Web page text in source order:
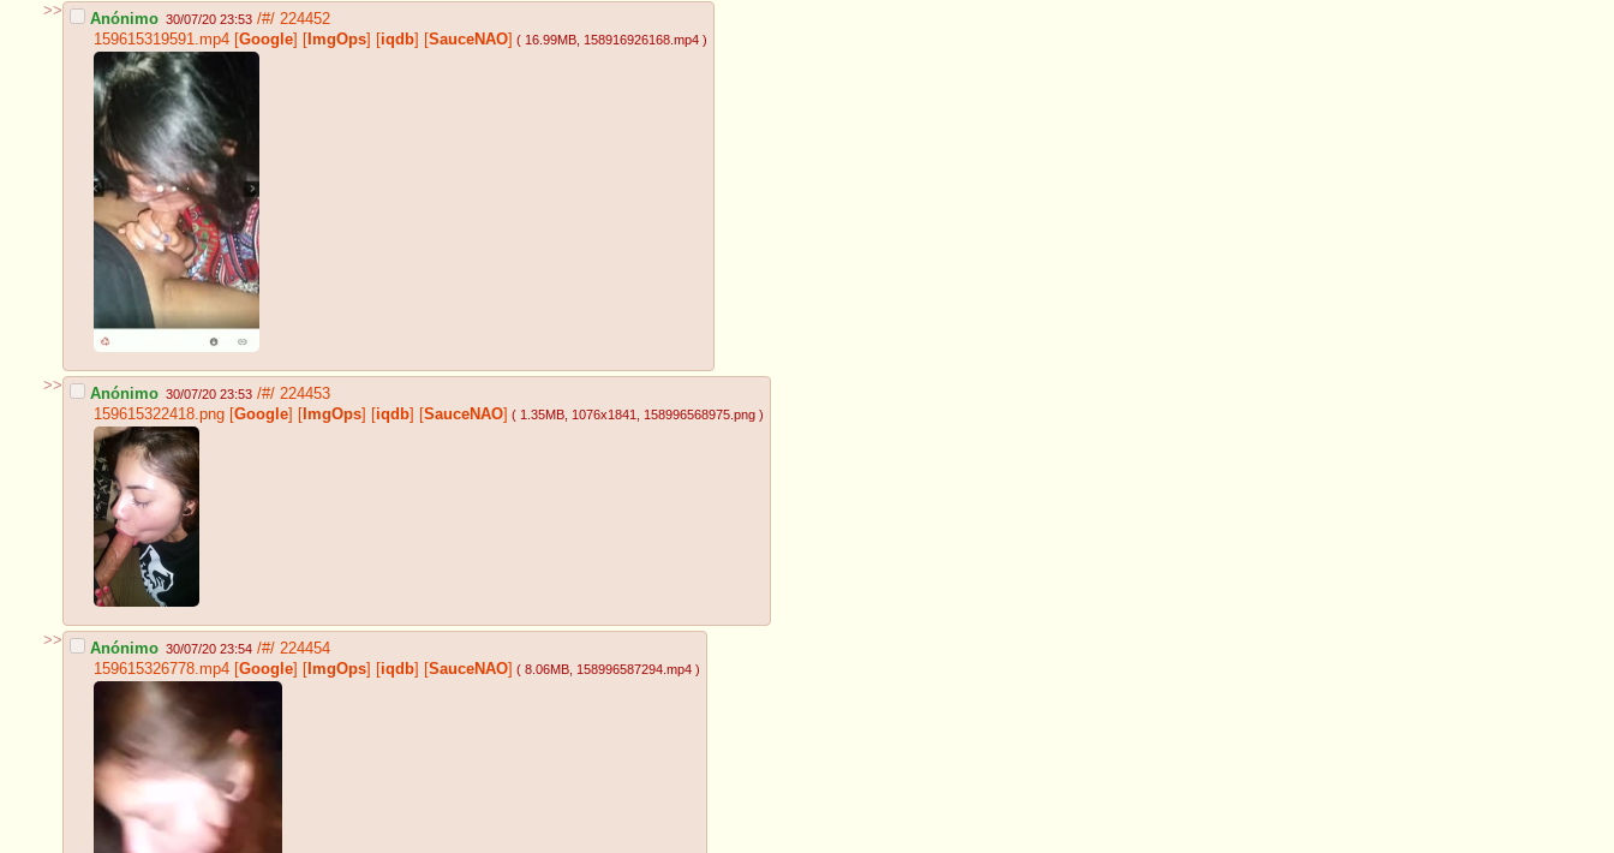
>> Anónimo 30/07/20 23:53 /#/ 224452
159615319591.mp4 [Google] [ ImgOps] [iqdb] [SauceNAO] ( 16.99MB , 158916926168.mp4 )
>> Anónimo 30/07/20 23:53 /#/ 224453
159615322418.png [Google] [ ImgOps] [iqdb] [SauceNAO] ( 1.35MB , 1076x1841 , 158996568975.png )
>> Anónimo 30/07/20 23:54 /#/ 224454
159615326778.mp4 [Google] [ ImgOps] [iqdb] [SauceNAO] ( 8.06MB , 158996587294.mp4 )